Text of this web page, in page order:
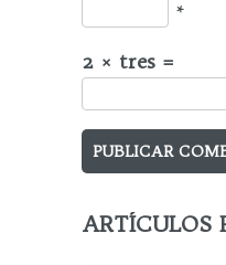
*
2 × tres =
ARTÍCULOS